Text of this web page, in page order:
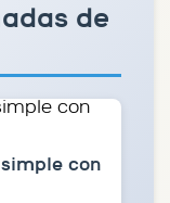
de
con